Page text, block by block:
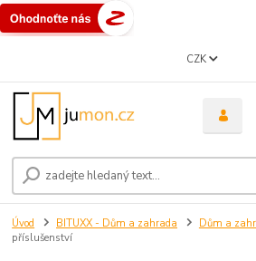
CZK
Úvod BITUXX - Dům a zahrada Dům a
příslušenství